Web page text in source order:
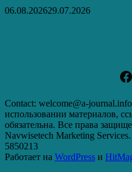
06.08.202629.07.2026
Contact: welcome@a-
использовании материалов,
обязательна. Все права
Navwisetech Marketing
5850213
Работает на WordPress и